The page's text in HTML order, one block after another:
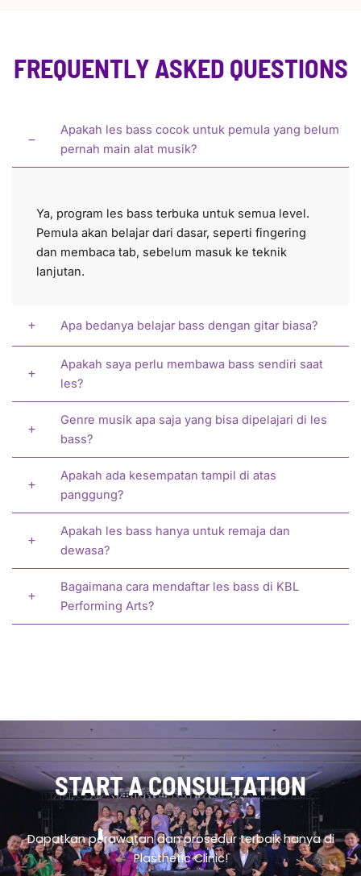
FREQUENTLY ASKED QUESTIONS
Apakah les bass cocok untuk pemula yang belum
pernah main alat musik?
Ya, program les bass terbuka untuk semua level.
Pemula akan belajar dari dasar, seperti fingering
dan membaca tab, sebelum masuk ke teknik
lanjutan.
Apa bedanya belajar bass dengan gitar biasa?
Apakah saya perlu membawa bass sendiri saat
les?
Genre musik apa saja yang bisa dipelajari di les
bass?
Apakah ada kesempatan tampil di atas
panggung?
Apakah les bass hanya untuk remaja dan
dewasa?
Bagaimana cara mendaftar les bass di KBL
Performing Arts?
START A CONSULTATION
Dapatkan perawatan dan prosedur terbaik hanya di
Plasthetic Clinic!